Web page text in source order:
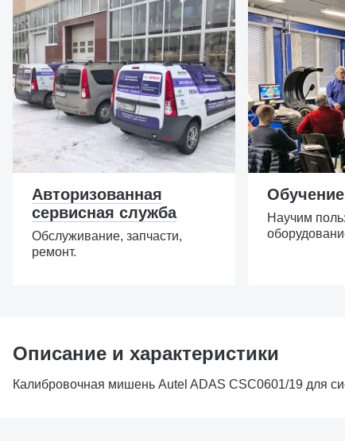
Авторизованная
сервисная служба
Обслуживание, запчасти,
ремонт.
Научим
Описание и характеристики
Калибровочная мишень Autel ADAS CSC0601/19 для